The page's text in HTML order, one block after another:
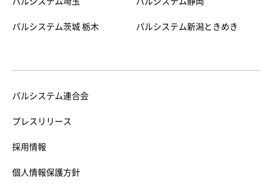
パルシステム茨城 栃木 パルシステム新潟ときめき
パルシステム連合会
プレスリリース
採用情報
個人情報保護方針